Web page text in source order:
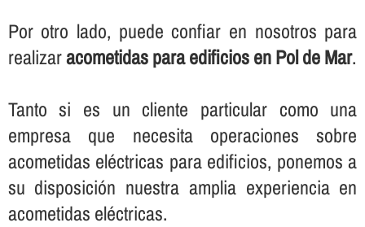
Por otro lado, puede confiar en nosotros para
realizaracometidas para edificios en Pol de Mar.
Tanto si es un cliente particular como una
empresa que necesita operaciones sobre
acometidas eléctricas para edificios, ponemos a
su disposición nuestra amplia experiencia en
acometidas eléctricas.